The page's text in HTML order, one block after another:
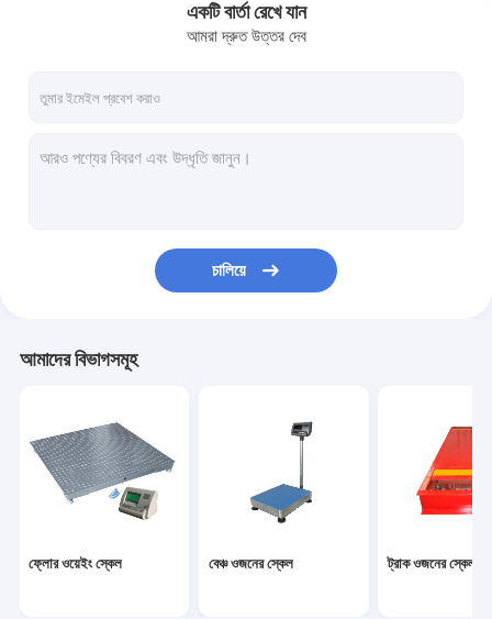
তৃণশয্যা ট্রাক দাঁড়িপাল্লা
ওজন স্কেল অংশ
একটি বার্তা রেখে যান
আমরা দ্রুত উত্তর দেব
চালিয়ে
আমাদের বিভাগসমূহ
ফ্লোর ওয়েইং স্কেল বেঞ্চ ওজনের স্কেল ট্রাক ওজনের স্কেল